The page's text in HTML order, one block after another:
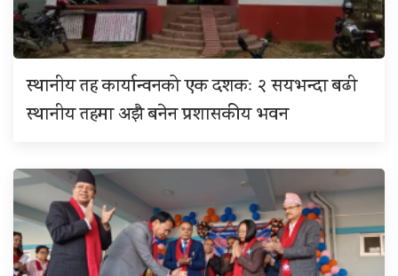
स्थानीय तह कार्यान्वनको एक दशकः २ सयभन्दा बढी
स्थानीय तहमा अझै बनेन प्रशासकीय भवन